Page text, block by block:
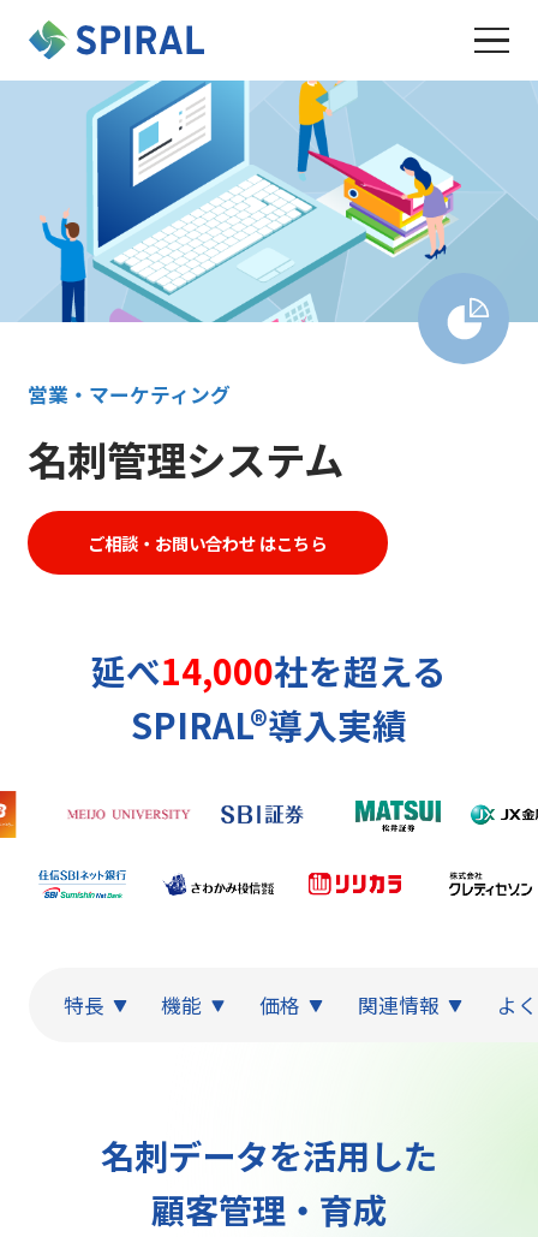
営業・マーケティング
名刺管理システム
ご相談・お問い合わせ はこちら
延べ14,000社を超える
SPIRAL®導入実績
特長 機能 価格 関連情報 よ
名刺データを活用した
顧客管理・育成